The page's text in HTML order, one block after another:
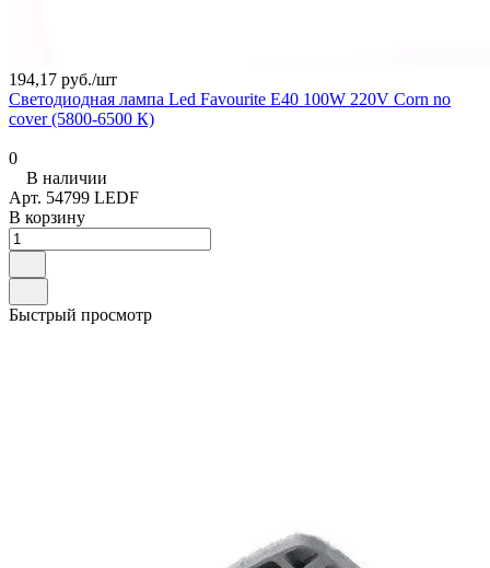
194,17 руб./шт
Светодиодная лампа Led Favourite E40 100W 220V Corn no
cover (5800-6500 К)
0
В наличии
Арт. 54799 LEDF
В корзину
Быстрый просмотр